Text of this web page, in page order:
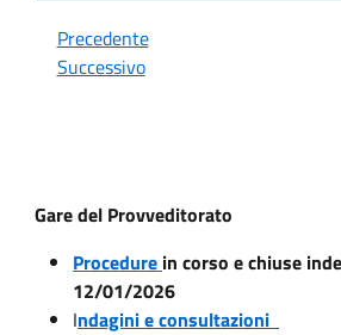
Precedente
Successivo
Gare del Provveditorato
Procedure in corso e chiuse
12/01/2026
Indagini e consultazioni